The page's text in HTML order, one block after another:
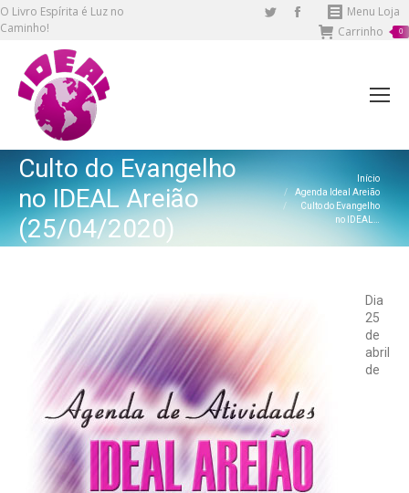
O Livro Espírita é Luz no
Caminho!
TwitterFacebook
page
Menu Loja
Carrinho
0
Culto do Evangelho
no IDEAL Areião
(25/04/2020)
Você está aqui:
Início
Agenda Ideal Areião
Culto do Evangelho
no IDEAL…
Dia
25
de
abril
de